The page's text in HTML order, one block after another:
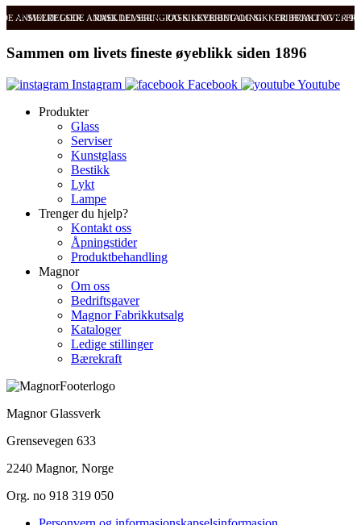
ANMELDELSER RASK LEVERING OG SIKKER BETALING FRI FRAKT OVER
SVÆRT GODE ANMELDELSER RASK LEVERING OG SIKKER BETALING
Sammen om livets fineste øyeblikk siden 1896
Instagram Facebook
Youtube
Produkter
Glass
Serviser
Kunstglass
Bestikk
Lykt
Lampe
Trenger du hjelp?
Kontakt oss
Åpningstider
Produktbehandling
Magnor
Om oss
Bedriftsgaver
Magnor Fabrikkutsalg
Kataloger
Ledige stillinger
Bærekraft
Magnor Glassverk
Grensevegen 633
2240 Magnor, Norge
Org. no 918 319 050